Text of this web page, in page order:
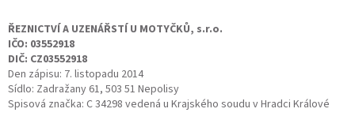
ŘEZNICTVÍ A UZENÁŘSTÍ U MOTYČKŮ, s.r.o.
IČO: 03552918
DIČ: CZ03552918
Den zápisu: 7. listopadu 2014
Sídlo: Zadražany 61, 503 51 Nepolisy
Spisová značka: C 34298 vedená u Krajského soudu v Hradci Králové